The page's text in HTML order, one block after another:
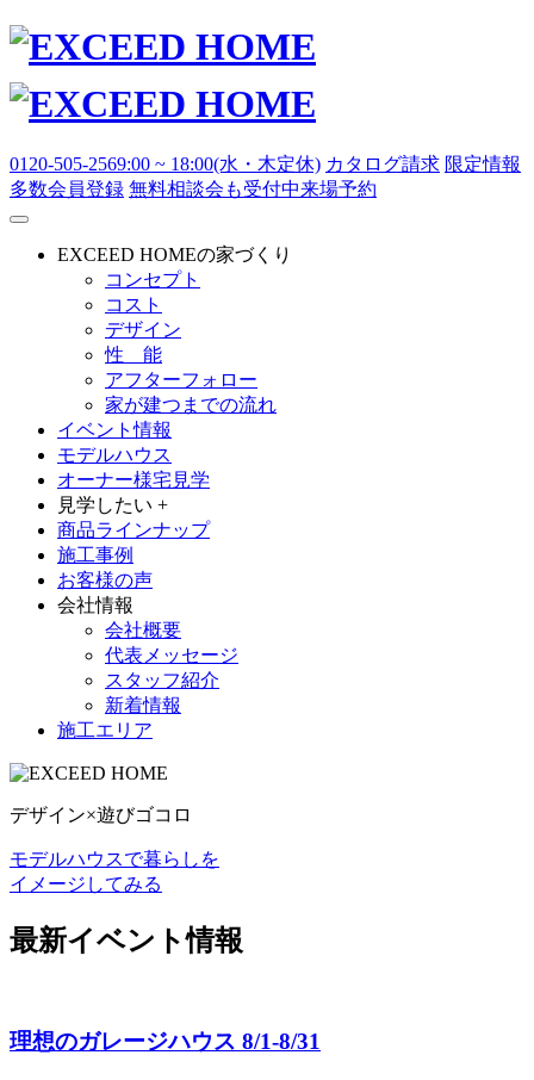
0120-505-2569:00 ~ 18:00(水・木定休) カタログ請求 限定情報
多数会員登録 無料相談会も受付中来場予約
EXCEED HOMEの家づくり
コンセプト
コスト
デザイン
性 能
アフターフォロー
家が建つまでの流れ
イベント情報
モデルハウス
オーナー様宅見学
見学したい +
商品ラインナップ
施工事例
お客様の声
会社情報
会社概要
代表メッセージ
スタッフ紹介
新着情報
施工エリア
デザイン×遊びゴコロ
モデルハウスで暮らしを
イメージしてみる
最新イベント情報
理想のガレージハウス 8/1-8/31